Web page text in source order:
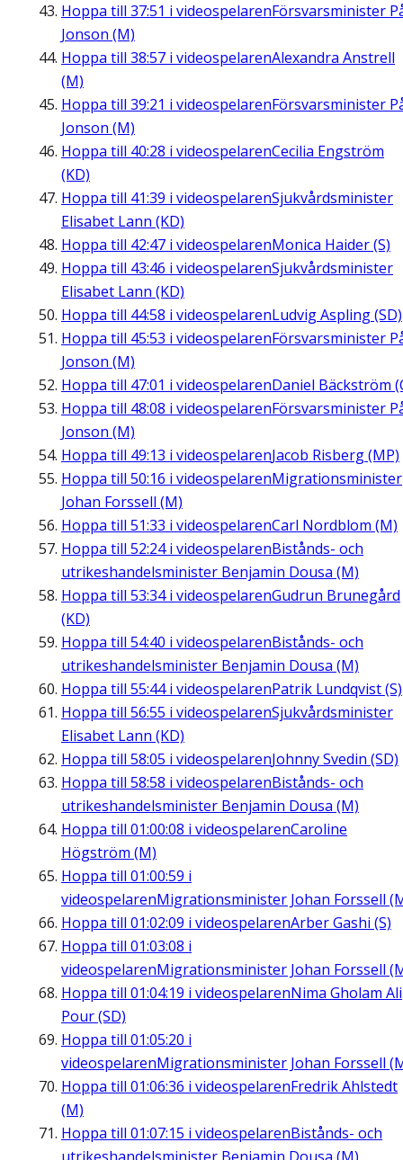
Hoppa till 37:51 i videospelarenFörsvarsminister
Jonson (M)
Hoppa till 38:57 i videospelarenAlexandra Anstrell
(M)
Hoppa till 39:21 i videospelarenFörsvarsminister
Jonson (M)
Hoppa till 40:28 i videospelarenCecilia Engström
(KD)
Hoppa till 41:39 i videospelarenSjukvårdsminister
Elisabet Lann (KD)
Hoppa till 42:47 i videospelarenMonica Haider (S)
Hoppa till 43:46 i videospelarenSjukvårdsminister
Elisabet Lann (KD)
Hoppa till 44:58 i videospelarenLudvig Aspling (SD)
Hoppa till 45:53 i videospelarenFörsvarsminister
Jonson (M)
Hoppa till 47:01 i videospelarenDaniel Bäckström
Hoppa till 48:08 i videospelarenFörsvarsminister
Jonson (M)
Hoppa till 49:13 i videospelarenJacob Risberg (MP)
Hoppa till 50:16 i videospelarenMigrationsminister
Johan Forssell (M)
Hoppa till 51:33 i videospelarenCarl Nordblom (M)
Hoppa till 52:24i videospelarenBistånds- och
utrikeshandelsminister Benjamin Dousa (M)
Hoppa till 53:34i videospelarenGudrun Brunegård
(KD)
Hoppa till 54:40 i videospelarenBistånds- och
utrikeshandelsminister Benjamin Dousa (M)
Hoppa till 55:44i videospelarenPatrik Lundqvist (S)
Hoppa till 56:55 i videospelarenSjukvårdsminister
Elisabet Lann (KD)
Hoppa till 58:05 i videospelarenJohnny Svedin (SD)
Hoppa till 58:58 i videospelarenBistånds- och
utrikeshandelsminister Benjamin Dousa (M)
Hoppa till 01:00:08 i videospelarenCaroline
Högström (M)
Hoppa till 01:00:59 i
videospelarenMigrationsminister Johan Forssell
Hoppa till 01:02:09 i videospelarenArber Gashi (S)
Hoppa till 01:03:08 i
videospelarenMigrationsminister Johan Forssell
Hoppa till 01:04:19 i videospelarenNima Gholam Ali
Pour (SD)
Hoppa till 01:05:20 i
videospelarenMigrationsminister Johan Forssell
Hoppa till 01:06:36 i videospelarenFredrik Ahlstedt
(M)
Hoppa till 01:07:15 i videospelarenBistånds- och